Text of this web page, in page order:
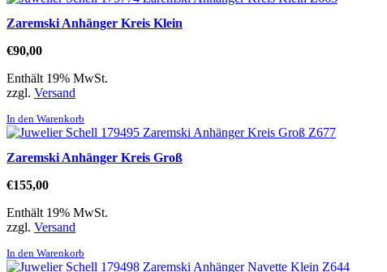
Zaremski Anhänger Kreis Klein
€90,00
Enthält 19% MwSt.
zzgl. Versand
In den Warenkorb
Zaremski Anhänger Kreis Groß
€155,00
Enthält 19% MwSt.
zzgl. Versand
In den Warenkorb